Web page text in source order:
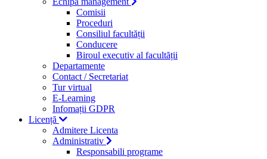
Comisii
Proceduri
Consiliul facultății
Conducere
Biroul executiv al facultății
Departamente
Contact / Secretariat
Tur virtual
E-Learning
Infomații GDPR
Licență
Admitere Licenta
Administrativ
Responsabili programe